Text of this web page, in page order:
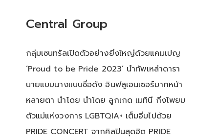
Central Group
กลุ่มเซนทรัลเปิดตัวอย่างยิ่งใหญ่ด้วยแคมเปญ
‘Proud to be Pride 2023’ นำทัพเหล่าดารา
นายแบบนางแบบชื่อดัง อินฟลูเอนเซอร์มากหน้า
หลายตา นำโดย นำโดย ลูกเกด เมทินี กิ่งโพยม
ตัวแม่แห่งวงการ LGBTQIA+ เต็มอิ่มไปด้วย
PRIDE CONCERT จากศิลปินสุดฮิต PRIDE